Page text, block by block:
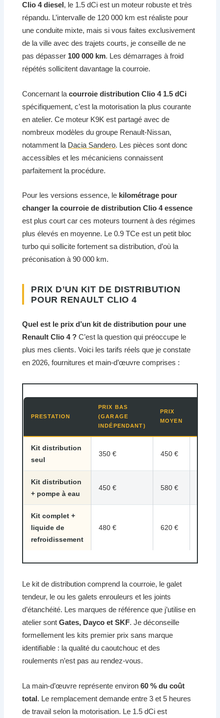
Clio 4 diesel, le 1.5 dCi est un moteur robuste et très
répandu. L’intervalle de 120 000 km est réaliste pour
une conduite mixte, mais si vous faites exclusivement
de la ville avec des trajets courts, je conseille de ne
pas dépasser 100 000 km. Les démarrages à froid
répétés sollicitent davantage la courroie.
Concernant lacourroie distribution Clio 4 1.5 dCi
spécifiquement, c’est la motorisation la plus courante
en atelier. Ce moteur K9K est partagé avec de
nombreux modèles du groupe Renault-Nissan,
notamment la Dacia Sandero. Les pièces sont donc
accessibles et les mécaniciens connaissent
parfaitement la procédure.
Pour les versions essence, le kilométrage pour
changer la courroie de distribution Clio 4 essence
est plus court car ces moteurs tournent à des régimes
plus élevés en moyenne. Le 0.9 TCe est un petit bloc
turbo qui sollicite fortement sa distribution, d’où la
préconisation à 90 000 km.
PRIX D’UN KIT DE DISTRIBUTION
POUR RENAULT CLIO 4
Quel est le prix d’un kit de distribution pour une
Renault Clio 4 ? C’est la question qui préoccupe le
plus mes clients. Voici les tarifs réels que je constate
en 2026, fournitures et main-d’œuvre comprises :
PRESTATION
PRIX BAS
(GARAGE
INDÉPENDANT)
PRIX
MOYEN
Kit distribution
seul
350 € 450 €
Kit distribution
+ pompe à eau
450 € 580 €
Kit complet +
liquide de
refroidissement
480 € 620 €
Le kit de distribution comprend la courroie, le galet
tendeur, le ou les galets enrouleurs et les joints
d’étanchéité. Les marques de référence que j’utilise en
atelier sontGates, Dayco et SKF. Je déconseille
formellement les kits premier prix sans marque
identifiable : la qualité du caoutchouc et des
roulements n’est pas au rendez-vous.
La main-d’œuvre représente environ60 % du coût
total. Le remplacement demande entre 3 et 5 heures
de travail selon la motorisation. Le 1.5 dCi est